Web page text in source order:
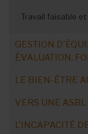
Travail faisable et
L’épargne-
Le don de jours
Les horaires
Le travail à
Les heures
GESTION
ÉVALUATION,
Cadre légal et
Législation du
Règlement de
Organisation de
Les ordres du
Cohésion et
LE BIEN-ÊTRE
Contextes de
Refus de
VERS UNE
Faire collaborer
L'INCAPACITÉ